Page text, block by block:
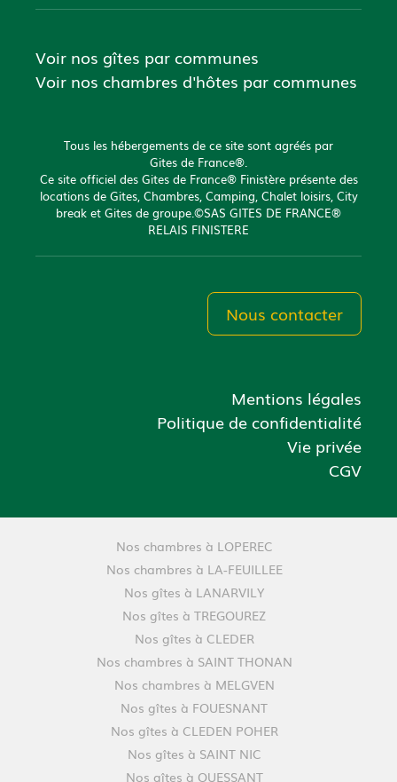
Voir nos gîtes par communes
Voir nos chambres d'hôtes par communes
Tous les hébergements de ce site sont agréés par
Gites de France®.
Ce site officiel des Gites de France® Finistère présente des
locations de Gites, Chambres, Camping, Chalet loisirs, City
break et Gites de groupe.©SAS GITES DE FRANCE®
RELAIS FINISTERE
Nous contacter
Mentions légales
Politique de confidentialité
Vie privée
CGV
Nos chambres à LOPEREC
Nos chambres à LA-FEUILLEE
Nos gîtes à LANARVILY
Nos gîtes à TREGOUREZ
Nos gîtes à CLEDER
Nos chambres à SAINT THONAN
Nos chambres à MELGVEN
Nos gîtes à FOUESNANT
Nos gîtes à CLEDEN POHER
Nos gîtes à SAINT NIC
Nos gîtes à OUESSANT